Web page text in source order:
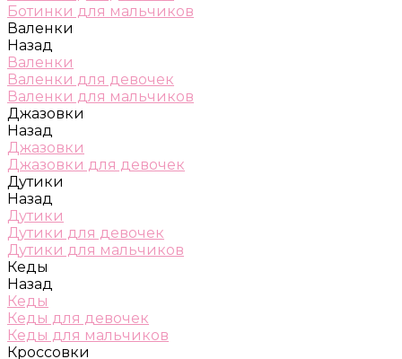
Ботинки для мальчиков
Валенки
Назад
Валенки
Валенки для девочек
Валенки для мальчиков
Джазовки
Назад
Джазовки
Джазовки для девочек
Дутики
Назад
Дутики
Дутики для девочек
Дутики для мальчиков
Кеды
Назад
Кеды
Кеды для девочек
Кеды для мальчиков
Кроссовки